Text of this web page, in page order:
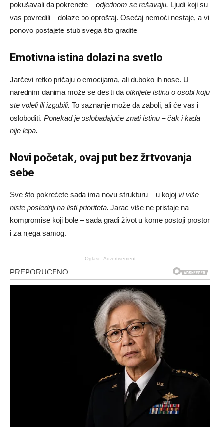
pokušavali da pokrenete –odjednom se rešavaju. Ljudi koji su
vas povredili – dolaze po oproštaj. Osećaj nemoći nestaje, a vi
ponovo postajete stub svega što gradite.
Emotivna istina dolazi na svetlo
Jarčevi retko pričaju o emocijama, ali duboko ih nose. U
narednim danima može se desiti da otkrijete istinu o osobi koju
ste voleli ili izgubili. To saznanje može da zaboli, ali će vas i
osloboditi. Ponekad je oslobađajuće znati istinu – čak i kada
nije lepa.
Novi početak, ovaj put bez žrtvovanja
sebe
Sve što pokrećete sada ima novu strukturu – u kojoj vi više
niste poslednji na listi prioriteta. Jarac više ne pristaje na
kompromise koji bole – sada gradi život u kome postoji prostor
i za njega samog.
Oglasi - Advertisement